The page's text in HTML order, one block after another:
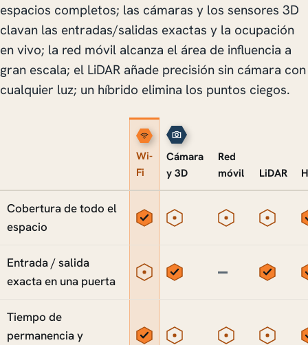
espacios completos; las cámaras y los sensores 3D
clavan las entradas/salidas exactas y la ocupación
en vivo; la red móvil alcanza el área de influencia a
gran escala; el LiDAR añade precisión sin cámara con
cualquier luz; un híbrido elimina los puntos ciegos.
Capacidad
Wi-
Fi
Cámara
y 3D
Red
móvil
LiDAR
Cobertura de todo el
espacio
Sí Parcial Parcial
Entrada / salida
exacta en una puerta
ParcialSí No Sí
Tiempo de
permanencia y
Sí Parcial Parcial